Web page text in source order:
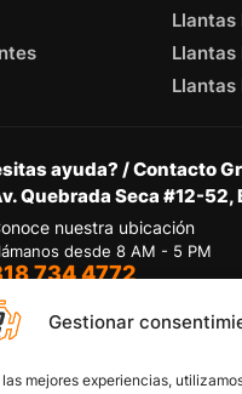
Gestionar
mejores experiencias,
Llantas
Llantas
Llantas
ayuda? / Contacto
Quebrada Seca #12-52,
nuestra ubicación
desde 8 AM - 5 PM
734 4772
medio de WhatsApp